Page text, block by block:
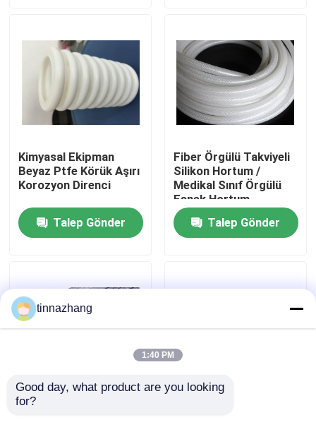
Ürün:% s
Hakkımızda
Fabrika turu
Kalite kontrol
Bizimle iletişime geçin
Bir teklif isteği
Kauçuk yağ keçesi
Kimyasal Ekipman
Beyaz Ptfe Körük Aşırı
Korozyon Direnci
Talep Gönder
Fiber Örgülü Takviyeli
Silikon Hortum /
Medikal Sınıf Örgülü
Esnek Hortum
Talep Gönder
Yüksek Basınçlı PVC
tinnazhang
1:40 PM
Good day, what product are you looking
for?